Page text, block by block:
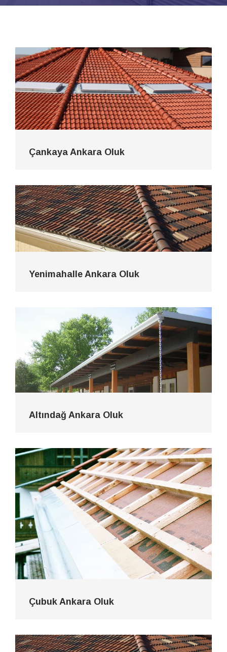
Çankaya Ankara Oluk
Yenimahalle Ankara Oluk
Altındağ Ankara Oluk
Çubuk Ankara Oluk